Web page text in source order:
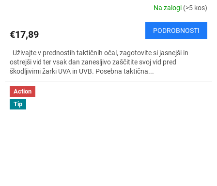
Na zalogi (>5 kos)
€17,89 PODROBNOSTI
Uživajte v prednostih taktičnih očal, zagotovite si jasnejši in
ostrejši vid ter vsak dan zanesljivo zaščitite svoj vid pred
škodljivimi žarki UVA in UVB. Posebna taktična...
Action
Tip